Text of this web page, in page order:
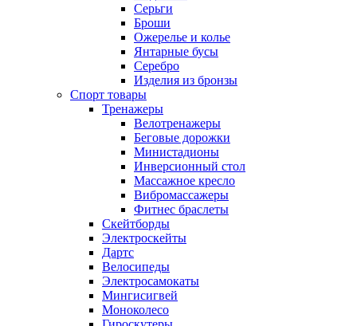
Серьги
Броши
Ожерелье и колье
Янтарные бусы
Серебро
Изделия из бронзы
Спорт товары
Тренажеры
Велотренажеры
Беговые дорожки
Министадионы
Инверсионный стол
Массажное кресло
Вибромассажеры
Фитнес браслеты
Скейтборды
Электроскейты
Дартс
Велосипеды
Электросамокаты
Мингисигвей
Моноколесо